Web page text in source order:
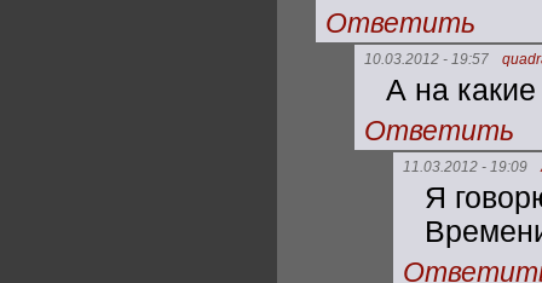
Ответить
10.03.2012 - 19:57
А на
Ответить
11.03.2012 - 19:09
Я